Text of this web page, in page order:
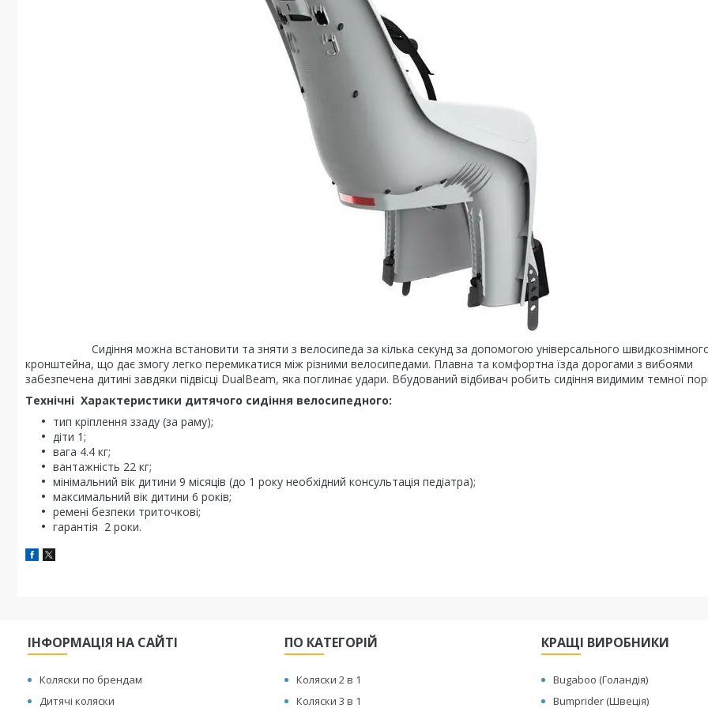
Сидіння можна встановити та зняти з велосипеда за кілька секунд за допомогою універсального
кронштейна, що дає змогу легко перемикатися між різними велосипедами. Плавна та комфортна їзда дорогами з вибоями
забезпечена дитині завдяки підвісці DualBeam, яка поглинає удари. Вбудований відбивач робить сидіння видимим темної
Технічні Характеристики дитячого сидіння велосипедного:
тип кріплення ззаду (за раму);
діти 1;
вага 4.4 кг;
вантажність 22 кг;
мінімальний вік дитини 9 місяців (до 1 року необхідний консультація педіатра);
максимальний вік дитини 6 років;
ремені безпеки триточкові;
гарантія 2 роки.
ІНФОРМАЦІЯ НА САЙТІ
Коляски по брендам
Дитячі коляски
ПО КАТЕГОРІЙ
Коляски 2 в 1
Коляски 3 в 1
КРАЩІ ВИРОБНИКИ
Bugaboo (Голандія)
Bumprider (Швеція)